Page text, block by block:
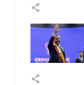
share
share